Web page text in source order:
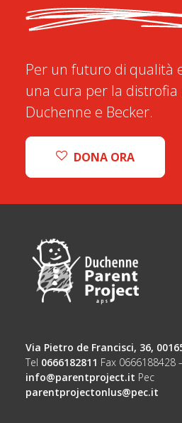
Per un futuro di qualità
una cura per la
Duchenne e Becker.
DONA ORA
Via Pietro de Francisci, 36,
Tel 0666182811 Fax 0666188428
info@parentproject.it Pec
parentprojectonlus@pec.it